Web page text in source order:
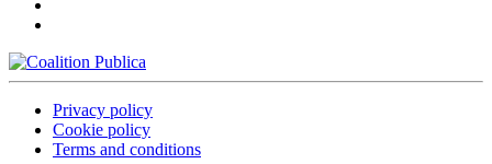
Privacy policy
Cookie policy
Terms and conditions